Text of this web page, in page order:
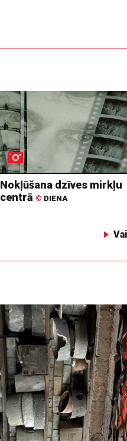
Nokļūšana dzīves mirkļu
centrā © DIENA